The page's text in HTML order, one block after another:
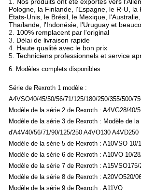
1. Nos produits ont été exportés vers
Pologne, la Finlande, l'Espagne, le R-U, la
Etats-Unis, le Brésil, le Mexique,
Thaïlande, l'Indonésie, l'Uruguay et
2. 100% remplacent par l'original
3. Délai de livraison rapide
4. Haute qualité avec le bon prix
5. Techniciens professionnels et service
6. Modèles complets disponibles
Série de Rexroth 1 modèle :
A4VSO40/45/50/56/71/125/180/250/355/500/
Modèle de la série 2 de Rexroth : A4VG28/40/
Modèle de la série 3 de Rexroth : Modèle de la
d'A4V40/56/71/90/125/250 A4VO130
Modèle de la série 5 de Rexroth : A10VSO 10/
Modèle de la série 6 de Rexroth : A10VO 10/
Modèle de la série 7 de Rexroth : A15VSO175/
Modèle de la série 8 de Rexroth : A20VO520/
Modèle de la série 9 de Rexroth : A11VO